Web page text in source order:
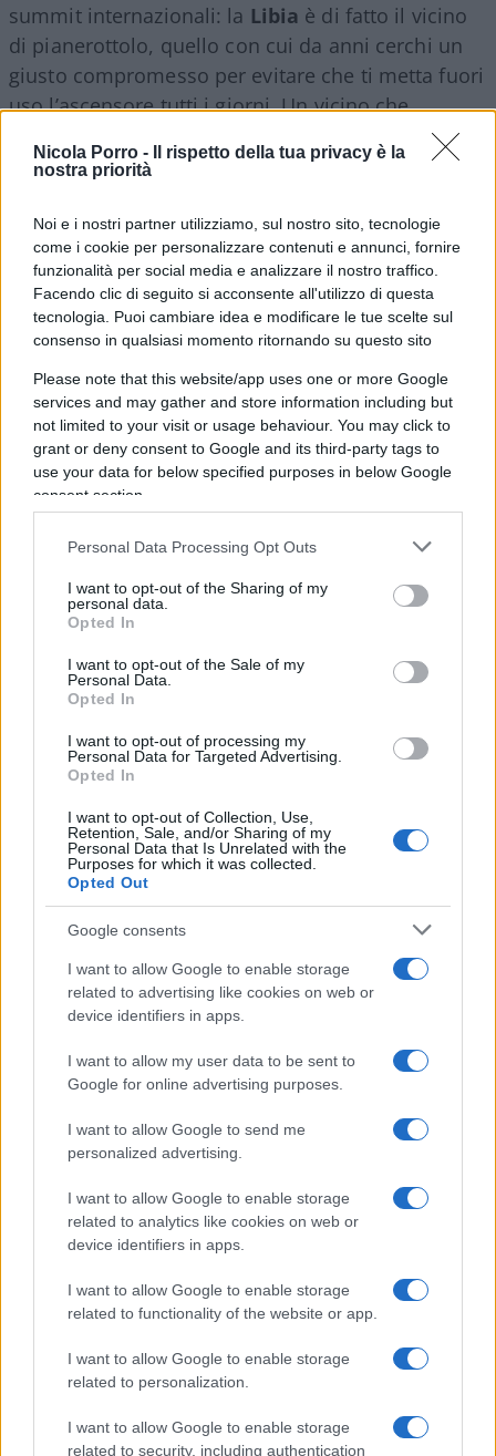
Nicola Porro -
Il rispetto della tua privacy è la
nostra priorità
Noi e i nostri partner utilizziamo, sul nostro sito, tecnologie
come i cookie per personalizzare contenuti e annunci, fornire
funzionalità per social media e analizzare il nostro traffico.
Facendo clic di seguito si acconsente all'utilizzo di questa
tecnologia. Puoi cambiare idea e modificare le tue scelte sul
consenso in qualsiasi momento ritornando su questo sito
Please note that this website/app uses one or more Google
services and may gather and store information including but
not limited to your visit or usage behaviour. You may click to
grant or deny consent to Google and its third-party tags to
use your data for below specified purposes in below Google
consent section.
Personal Data Processing Opt Outs
I want to opt-out of the Sharing of my
personal data.
Opted In
I want to opt-out of the Sale of my
Personal Data.
Opted In
I want to opt-out of processing my
Personal Data for Targeted Advertising.
Opted In
I want to opt-out of Collection, Use,
Retention, Sale, and/or Sharing of my
Personal Data that Is Unrelated with the
Purposes for which it was collected.
Opted Out
Google consents
I want to allow Google to enable storage
related to advertising like cookies on web or
device identifiers in apps.
I want to allow my user data to be sent to
Google for online advertising purposes.
I want to allow Google to send me
personalized advertising.
I want to allow Google to enable storage
related to analytics like cookies on web or
device identifiers in apps.
I want to allow Google to enable storage
related to functionality of the website or app.
I want to allow Google to enable storage
related to personalization.
I want to allow Google to enable storage
related to security, including authentication
summit internazionali: la Libia è di fatto il vicino
di pianerottolo, quello con cui da anni cerchi un
giusto compromesso per evitare che ti metta fuori
uso l’ascensore tutti i giorni. Un vicino che,
peraltro, ha la chiave dei contatori elettrico e del
gas, che se vuole ti mette in crisi e ti lascia senza
con cui magarievitare di andare allo scontro
Leggi anche:
Quell’utile cinismo dietro il caso Almasri
E poi bisogna anche essere coerenti, perché
ricordo bene chi accusava il governo di non aver
avvisato e protetto in tempo, al momento del
fermo dell’ingegnere iraniano, i nostri
esponendoli al rischio di ritorsioni. Pensate a
quanti siano gli italiani stabilmente in Libia.
Insomma, citando un noto e cinematografico
scambio di battute fra Andreotti e Scalfari, direi
Guglielmo Mastroianni, 31 gennaio 2025
Nicolaporro.it è anche su Whatsapp. È sufficiente
aggiornati (gratis).
#ALMASRI #GIORGIA MELONI
25
Leggi i commenti
SEDUTE SATIRICHE
Vignetta del 07/08/2026